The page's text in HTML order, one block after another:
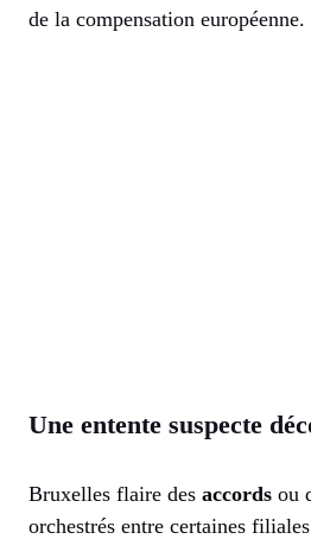
de la compensation européenne.
Une entente suspecte
Bruxelles flaire des accords ou
orchestrés entre certaines